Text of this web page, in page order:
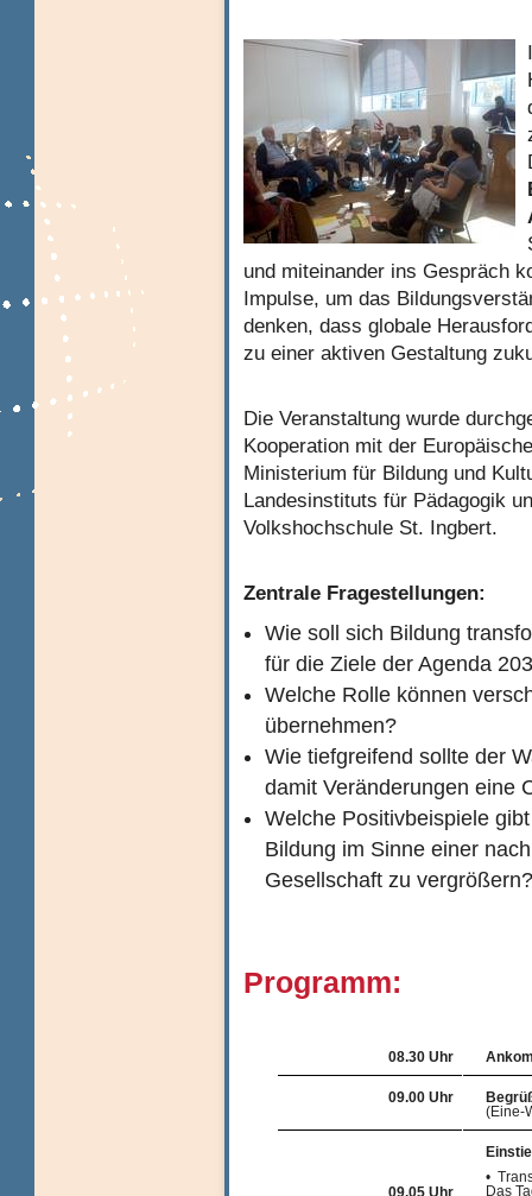
und miteinander ins Gespräch
Impulse, um das
denken, dass globale
zu einer aktiven Gestaltung
Die Veranstaltung wurde
Kooperation mit der
Ministerium für Bildung und
Landesinstituts für Pädagogik
Volkshochschule St. Ingbert.
Zentrale Fragestellungen:
Wie soll sich Bildung
für die Ziele der Agenda
Welche Rolle können
übernehmen?
Wie tiefgreifend sollte der
damit Veränderungen eine
Welche Positivbeispiele
Bildung im Sinne einer
Gesellschaft zu
Programm:
08.30 Uhr
09.00 Uhr
(Eine-
09.05 Uhr
•
Das